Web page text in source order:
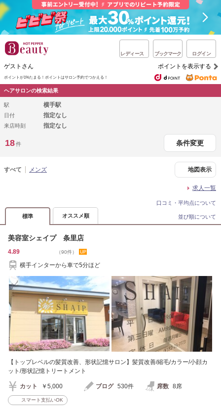
レディース ブックマーク ログイン
ゲストさん ポイントを表示する
ポイントが1%たまる！ ポイントはサロン予約でつかえる！
ヘアサロンの検索結果
駅 横手駅
日付 指定なし
来店時刻 指定なし
18件 条件変更
すべて メンズ 地図表示
求人一覧
口コミ・平均点について
標準 オススメ順 並び順について
美容室シェイプ 条里店
4.89 （90件）
横手インターから車で5分ほど
【トップレベルの髪質改善、形状記憶サロン】髪質改善/縮毛/カラー/小顔カ
ット/形状記憶トリートメント
カット ￥5,000 ブログ 530件 席数 8席
スマート支払いOK